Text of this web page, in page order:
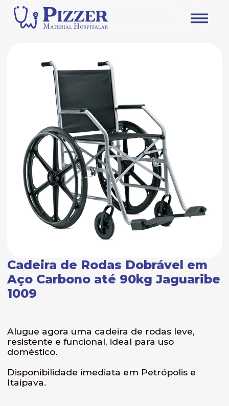
Cadeira de Rodas Dobrável em
Aço Carbono até 90kg Jaguaribe
1009
Alugue agora uma cadeira de rodas leve,
resistente e funcional, ideal para uso
doméstico.
Disponibilidade imediata em Petrópolis e
Itaipava.